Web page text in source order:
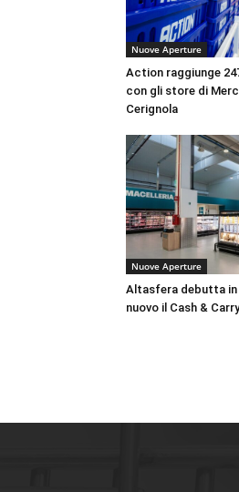
Nuove Aperture
Action raggiunge
con gli store di
Cerignola
Nuove Aperture
Altasfera debutta
nuovo il Cash &